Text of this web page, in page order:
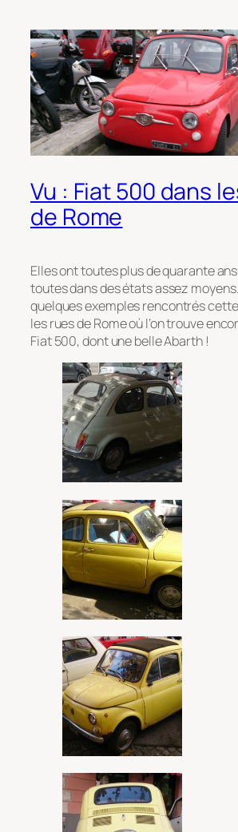
Vu : Fiat 500 dans
de Rome
Elles ont toutes plus de quarante
toutes dans des états assez
quelques exemples rencontrés
les rues de Rome où l’on trouve
Fiat 500, dont une belle Abarth !